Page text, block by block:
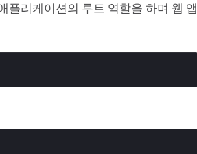
플리케이션의 루트 역할을 하며 웹 앱